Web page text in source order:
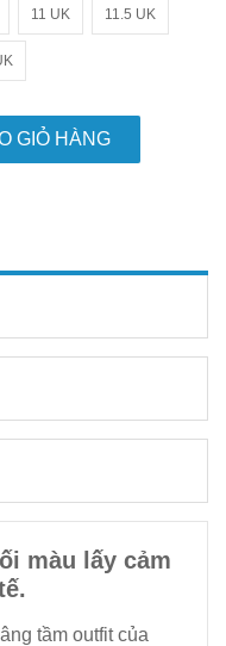
11 UK 11.5 UK
GIỎ HÀNG
màu lấy cảm
tầm outfit của